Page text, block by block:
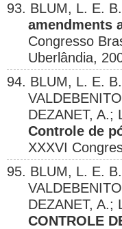
93. BLUM, L. E.
amendments
Congresso
Uberlândia,
94. BLUM, L. E.
DEZANET, A.;
Controle de
XXXVI
95. BLUM, L. E.
DEZANET, A.;
CONTROLE